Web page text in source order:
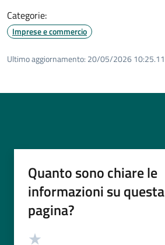
Categorie:
Imprese e commercio
Ultimo aggiornamento: 20/05/2026 10:25.11
Quanto sono chiare le
informazioni su questa
pagina?
Valutazione